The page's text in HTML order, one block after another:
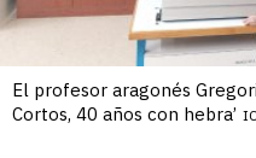
El profesor aragonés
Cortos, 40 años con hebra’